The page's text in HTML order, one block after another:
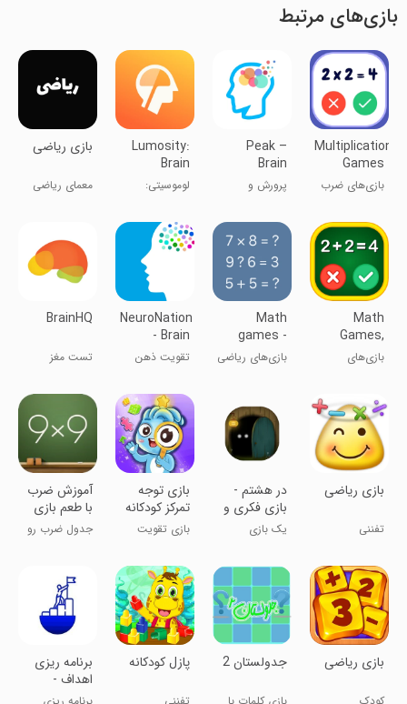
بازی‌های مرتبط
Multiplication
Games
Math quiz
بازی‌های ضرب
ریاضی
Peak –
Brain
Games &
Training
پرورش و
Lumosity:
Brain
Training
Games
لوموسیتی:
تقویت کن
بازی ریاضی
معمای ریاضی
Math
Games,
Learn Add
Multiply
بازی‌های
Math
games -
Brain
Training
بازی‌های ریاضی
NeuroNation
- Brain
Training
تقویت ذهن
BrainHQ
تست مغز
بازی ریاضی
تفننی
‏‏در هشتم -
بازی فکری و
معمایی
یک بازی
بازی توجه
تمرکز کودکانه
نورولند
بازی تقویت
آموزش ضرب
با طعم بازی
جدول ضرب رو
‏بازی ریاضی
کودک
جدولستان 2
بازی کلمات با
پازل کودکانه
تفننی
برنامه ریزی
اهداف -
Mypath
برنامه ریزی